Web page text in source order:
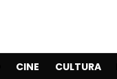
CINE CULTURA